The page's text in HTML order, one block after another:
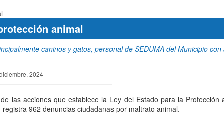
animal
caninos y gatos, personal de SEDUMA del Municipio
2024
las acciones que establece la Ley del Estado para la
962 denuncias ciudadanas por maltrato animal.